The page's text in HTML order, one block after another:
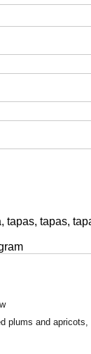
tapas, tapas,
plums and